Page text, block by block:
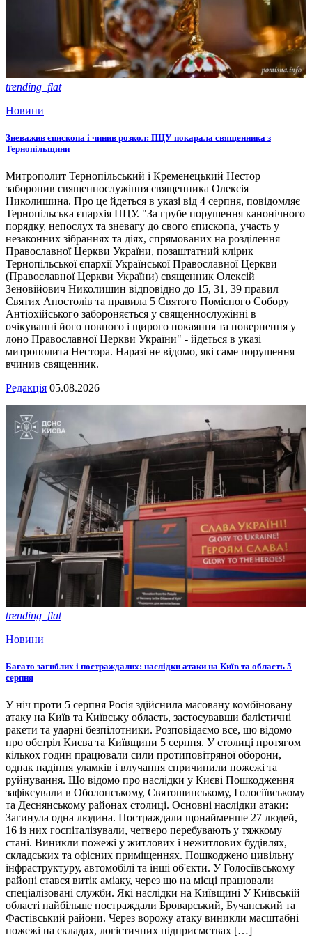
trending_flat
Новини
Зневажив єпископа і чинив розкол: ПЦУ покарала священника з
Тернопільщини
Митрополит Тернопільський і Кременецький Нестор
заборонив священнослужіння священника Олексія
Николишина. Про це йдеться в указі від 4 серпня, повідомляє
Тернопільська єпархія ПЦУ. "За грубе порушення канонічного
порядку, непослух та зневагу до свого єпископа, участь у
незаконних зібраннях та діях, спрямованих на розділення
Православної Церкви України, позаштатний клірик
Тернопільської єпархії Української Православної Церкви
(Православної Церкви України) священник Олексій
Зеновійович Николишин відповідно до 15, 31, 39 правил
Святих Апостолів та правила 5 Святого Помісного Собору
Антіохійського забороняється у священнослужінні в
очікуванні його повного і щирого покаяння та повернення у
лоно Православної Церкви України" - йдеться в указі
митрополита Нестора. Наразі не відомо, які саме порушення
вчинив священник.
Редакція 05.08.2026
trending_flat
Новини
Багато загиблих і постраждалих: наслідки атаки на Київ та область 5
серпня
У ніч проти 5 серпня Росія здійснила масовану комбіновану
атаку на Київ та Київську область, застосувавши балістичні
ракети та ударні безпілотники. Розповідаємо все, що відомо
про обстріл Києва та Київщини 5 серпня. У столиці протягом
кількох годин працювали сили протиповітряної оборони,
однак падіння уламків і влучання спричинили пожежі та
руйнування. Що відомо про наслідки у Києві Пошкодження
зафіксували в Оболонському, Святошинському, Голосіївському
та Деснянському районах столиці. Основні наслідки атаки:
Загинула одна людина. Постраждали щонайменше 27 людей,
16 із них госпіталізували, четверо перебувають у тяжкому
стані. Виникли пожежі у житлових і нежитлових будівлях,
складських та офісних приміщеннях. Пошкоджено цивільну
інфраструктуру, автомобілі та інші об'єкти. У Голосіївському
районі стався витік аміаку, через що на місці працювали
спеціалізовані служби. Які наслідки на Київщині У Київській
області найбільше постраждали Броварський, Бучанський та
Фастівський райони. Через ворожу атаку виникли масштабні
пожежі на складах, логістичних підприємствах […]